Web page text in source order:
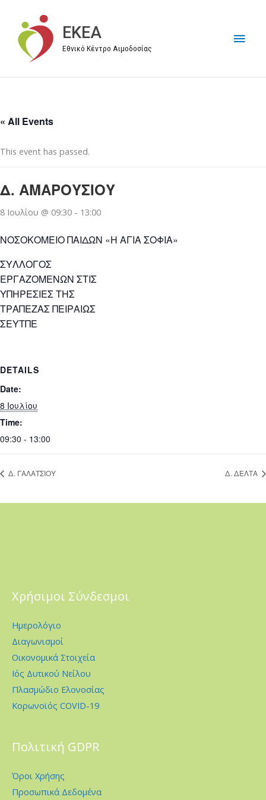
περιεχόμενο
EKEA
Εθνικό Κέντρο Αιμοδοσίας
« All Events
This event has passed.
Δ. ΑΜΑΡΟΥΣΙΟΥ
8 Ιουλίου @ 09:30 - 13:00
ΝΟΣΟΚΟΜΕΙΟ ΠΑΙΔΩΝ «Η ΑΓΙΑ ΣΟΦΙΑ»
ΣΥΛΛΟΓΟΣ
ΕΡΓΑΖΟΜΕΝΩΝ ΣΤΙΣ
ΥΠΗΡΕΣΙΕΣ ΤΗΣ
ΤΡΑΠΕΖΑΣ ΠΕΙΡΑΙΩΣ
ΣΕΥΤΠΕ
DETAILS
Date:
8 Ιουλίου
Time:
09:30 - 13:00
Δ. ΓΑΛΑΤΣΙΟΥ Δ. ΔΕΛΤΑ
Χρήσιμοι Σύνδεσμοι
Ημερολόγιο
Διαγωνισμοί
Οικονομικά Στοιχεία
Ιός Δυτικού Νείλου
Πλασμώδιο Ελονοσίας
Κορωνοϊός COVID-19
Πολιτική GDPR
Όροι Χρήσης
Προσωπικά Δεδομένα